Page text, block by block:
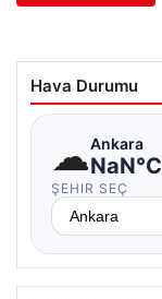
Hava Durumu
☁Ankara
NaN°C
ŞEHIR SEÇ